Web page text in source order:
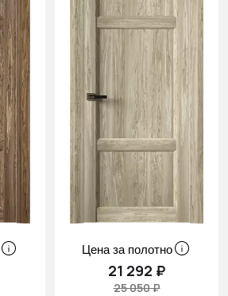
Цена за полотно
21 292 ₽
25 050 ₽